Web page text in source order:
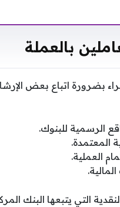
بالعملة
بضرورة اتباع بعض
الرسمية للبنوك.
المعتمدة.
العملية.
التي يتبعها البنك